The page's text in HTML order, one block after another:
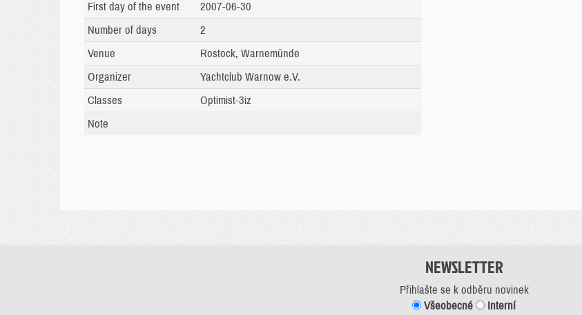
First day of the event
2007-06-30
Number of days
2
Venue
Rostock, Warnemünde
Organizer
Yachtclub Warnow e.V.
Classes
Optimist-3iz
Note
NEWSLETTER
Přihlašte se k odběru novinek
Všeobecné
Interní